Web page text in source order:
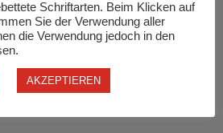
Schriftarten. Beim Klicken auf
Sie der Verwendung aller
die Verwendung jedoch in den
AKZEPTIEREN